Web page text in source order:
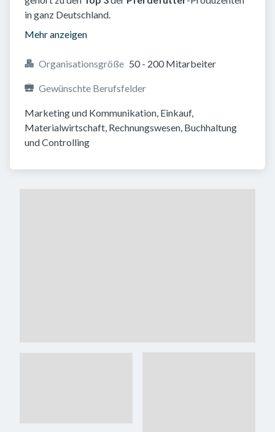
in ganz Deutschland.
Mehr anzeigen
Organisationsgröße 50 - 200 Mitarbeiter
Gewünschte Berufsfelder
Marketing und Kommunikation, Einkauf,
Materialwirtschaft, Rechnungswesen, Buchhaltung
und Controlling